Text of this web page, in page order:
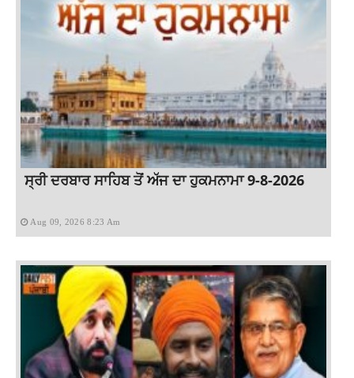
ਸ੍ਰੀ ਦਰਬਾਰ ਸਾਹਿਬ ਤੋਂ ਅੱਜ ਦਾ ਹੁਕਮਨਾਮਾ 9-8-2026
Aug 09, 2026 8:23 Am